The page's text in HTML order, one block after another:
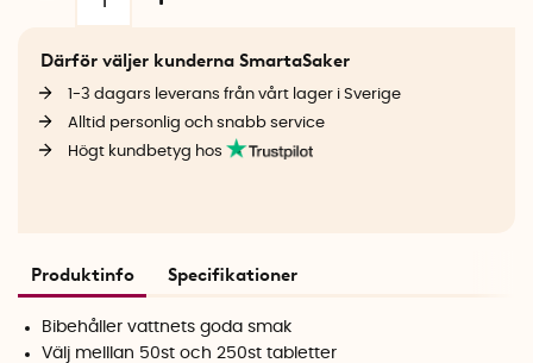
Därför väljer kunderna SmartaSaker
1-3 dagars leverans från vårt lager i Sverige
Alltid personlig och snabb service
Högt kundbetyg hos
Produktinfo Specifikationer
Bibehåller vattnets goda smak
Välj melllan 50st och 250st tabletter